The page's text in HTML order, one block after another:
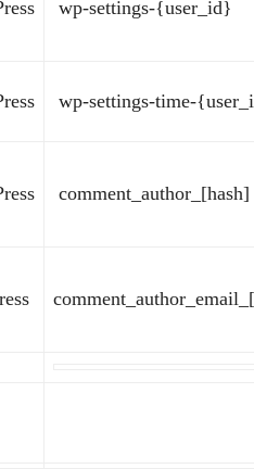
wp-settings-{user_id}
wp-settings-time-
comment_author_[hash]